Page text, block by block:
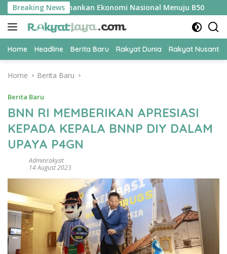
Skip
to
content
Breaking News
Kunci Amankan Ekonomi Nasional Menuju B50
Home Headline Berita Baru Rakyat Dunia Rakyat
Home Berita Baru
Berita Baru
BNN RI MEMBERIKAN APRESIASI
KEPADA KEPALA BNNP DIY DALAM
UPAYA P4GN
Adminrakyat
14 August 2023